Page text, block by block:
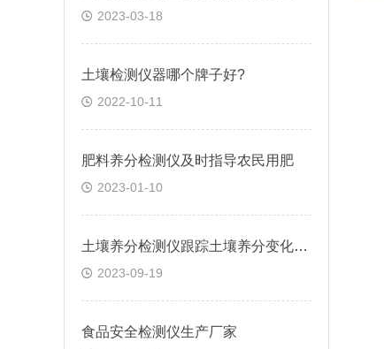
2023-03-18
土壤检测仪器哪个牌子好?
2022-10-11
肥料养分检测仪及时指导农民用肥
2023-01-10
土壤养分检测仪跟踪土壤养分变化状况
2023-09-19
食品安全检测仪生产厂家